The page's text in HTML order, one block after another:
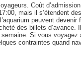
Coût
mais il s’étendent
peuvent
des billets d’avance.
Si vous
contraintes quand